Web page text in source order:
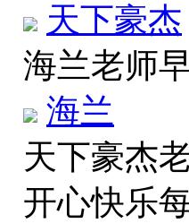
天下豪杰
海兰老师
海兰
天下豪杰
开心快乐